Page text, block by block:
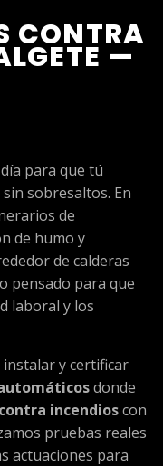
CONTRA
—
para que tú
sobresaltos. En
de
de humo y
de calderas
pensado para que
laboral y los
instalar y certificar
donde
incendioscon
pruebas reales
actuaciones para